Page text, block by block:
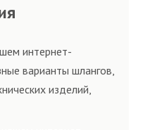
РВД на разовой
интернет-
варианты шлангов,
изделий,
условиям